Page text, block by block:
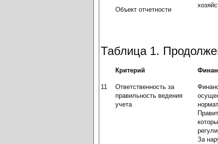
Объект отчетности
Таблица 1.
Критерий
11
Ответственность за
правильность ведения
учета
За